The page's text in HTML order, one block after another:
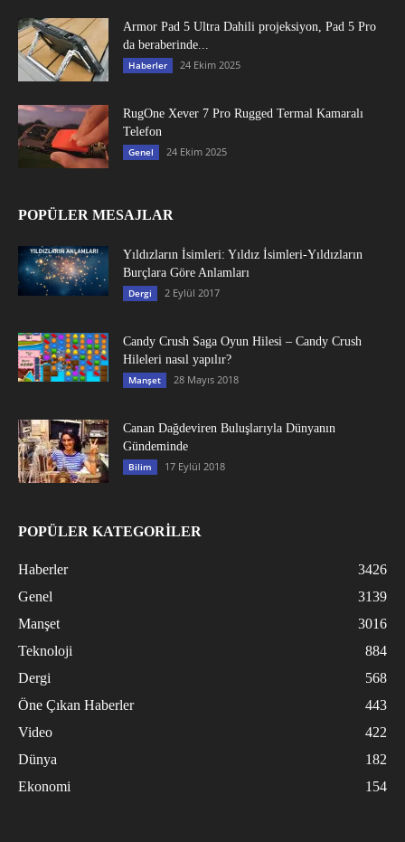
Armor Pad 5 Ultra Dahili projeksiyon, Pad 5 Pro
da beraberinde...
Haberler 24 Ekim 2025
RugOne Xever 7 Pro Rugged Termal Kamaralı
Telefon
Genel 24 Ekim 2025
POPÜLER MESAJLAR
Yıldızların İsimleri: Yıldız İsimleri-Yıldızların
Burçlara Göre Anlamları
Dergi 2 Eylül 2017
Candy Crush Saga Oyun Hilesi – Candy Crush
Hileleri nasıl yapılır?
Manşet 28 Mayıs 2018
Canan Dağdeviren Buluşlarıyla Dünyanın
Gündeminde
Bilim 17 Eylül 2018
POPÜLER KATEGORİLER
Haberler
3426
Genel
3139
Manşet
3016
Teknoloji
884
Dergi
568
Öne Çıkan Haberler
443
Video
422
Dünya
182
Ekonomi
154